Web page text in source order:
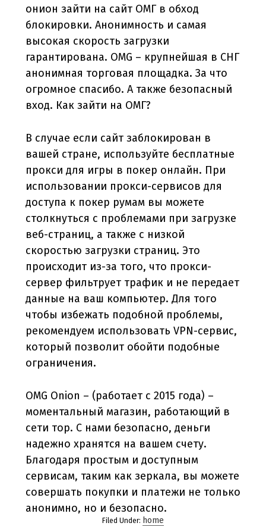
онион зайти на сайт ОМГ в обход
блокировки. Анонимность и самая
высокая скорость загрузки
гарантирована. OMG – крупнейшая в СНГ
анонимная торговая площадка. За что
огромное спасибо. А также безопасный
вход. Как зайти на ОМГ?
В случае если сайт заблокирован в
вашей стране, используйте бесплатные
прокси для игры в покер онлайн. При
использовании прокси-сервисов для
доступа к покер румам вы можете
столкнуться с проблемами при загрузке
веб-страниц, а также с низкой
скоростью загрузки страниц. Это
происходит из-за того, что прокси-
сервер фильтрует трафик и не передает
данные на ваш компьютер. Для того
чтобы избежать подобной проблемы,
рекомендуем использовать VPN-сервис,
который позволит обойти подобные
ограничения.
OMG Onion – (работает с 2015 года) –
моментальный магазин, работающий в
сети тор. С нами безопасно, деньги
надежно хранятся на вашем счету.
Благодаря простым и доступным
сервисам, таким как зеркала, вы можете
совершать покупки и платежи не только
анонимно, но и безопасно.
Filed Under: home